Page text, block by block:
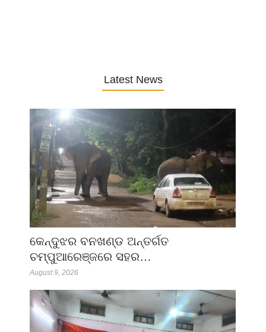
Latest News
କେନ୍ଦୁଝର ବନଖଣ୍ଡ ଅନ୍ତର୍ଗତ
ଚମ୍ପୁଆରେଞ୍ଜରେ ସହର…
August 9, 2026